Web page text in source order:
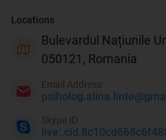
Locations
Bulevardul Națiunile
050121, Romania
Email Address
Skype ID